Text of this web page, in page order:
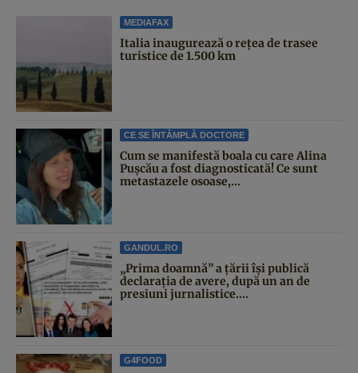
MEDIAFAX
Italia inaugurează o rețea de trasee
turistice de 1.500 km
CE SE ÎNTÂMPLĂ DOCTORE
Cum se manifestă boala cu care Alina
Pușcău a fost diagnosticată! Ce sunt
metastazele osoase,...
GANDUL.RO
„Prima doamnă” a țării își publică
declarația de avere, după un an de
presiuni jurnalistice....
G4FOOD